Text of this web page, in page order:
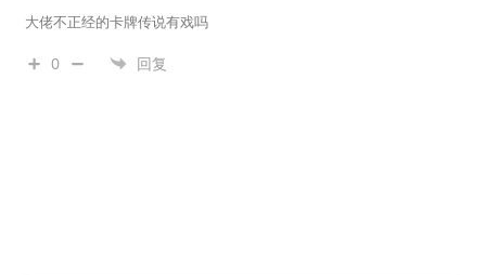
大佬不正经的卡牌传说有戏吗
0 回复